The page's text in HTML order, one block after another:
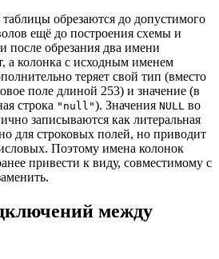
обрезаются до допустимого
ещё до построения схемы и
после обрезания два имени
а колонка с исходным именем
теряет свой тип (вместо
поле длиной 253) и значение (в
строка "null"). Значения NULL во
записываются как литеральная
для строковых полей, но приводит
Поэтому имена колонок
привести к виду, совместимому с
между